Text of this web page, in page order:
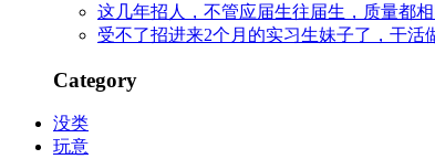
这几年招人，不管应届生往届生，质量都
受不了招进来2个月的实习生妹子了，干活
Category
没类
玩意